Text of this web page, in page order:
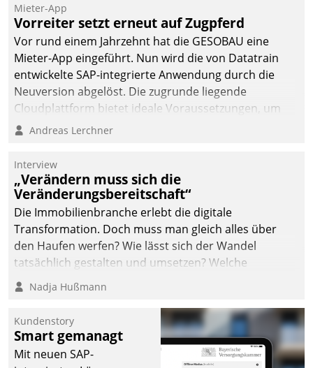
Mieter-App
Vorreiter setzt erneut auf Zugpferd
Vor rund einem Jahrzehnt hat die GESOBAU eine
Mieter-App eingeführt. Nun wird die von Datatrain
entwickelte SAP-integrierte Anwendung durch die
Neuversion abgelöst. Die zugrunde liegende
Cloudplattform bietet ideale Voraussetzungen, um
die Funktionalität der App zu erweitern und weitere
integrieren.
Andreas Lerchner
Interview
„Verändern muss sich die
Veränderungsbereitschaft“
Die Immobilienbranche erlebt die digitale
Transformation. Doch muss man gleich alles über
den Haufen werfen? Wie lässt sich der Wandel
tatsächlich gestalten und umsetzen? Welche
Argumente zählen wirklich?
Nadja Hußmann
Kundenstory
Smart gemanagt
Mit neuen SAP-